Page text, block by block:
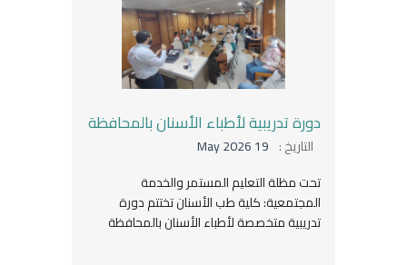
دورة تدريبية لأطباء الأسنان بالمحافظة
التاريخ : 19 May 2026
تحت مظلة التعليم المستمر والخدمة
المجتمعية: كلية طب الأسنان تختتم دورة
تدريبية متخصصة لأطباء الأسنان بالمحافظة